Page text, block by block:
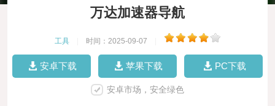
万达加速器导航
工具 时间：2025-09-07
安卓下载 苹果下载 PC下载
安卓市场，安全绿色